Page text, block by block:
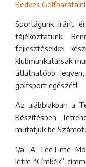
Kedves
Sportágunk iránt
tájékoztatunk
fejlesztésekkel
klubmunkatársak
átláthatóbb
golfsport egészét!
Az alábbiakban a
Készítésben
mutatjuk be
1/a. A TeeTime
létre “Címkék”